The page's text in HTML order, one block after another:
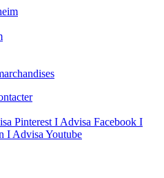
Pinterest I Advisa Facebook I
I Advisa Youtube